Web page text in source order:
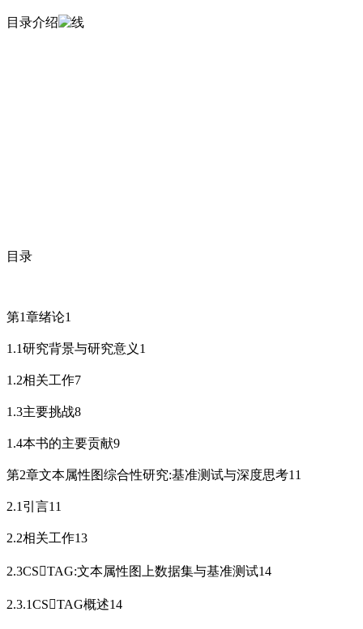
目录介绍
目录
第1章绪论1
1.1研究背景与研究意义1
1.2相关工作7
1.3主要挑战8
1.4本书的主要贡献9
第2章文本属性图综合性研究:基准测试与深度思考11
2.1引言11
2.2相关工作13
2.3CSTAG:文本属性图上数据集与基准测试14
2.3.1CSTAG概述14